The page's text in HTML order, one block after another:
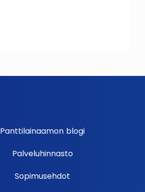
Panttilainaamon blogi
Palveluhinnasto
Sopimusehdot